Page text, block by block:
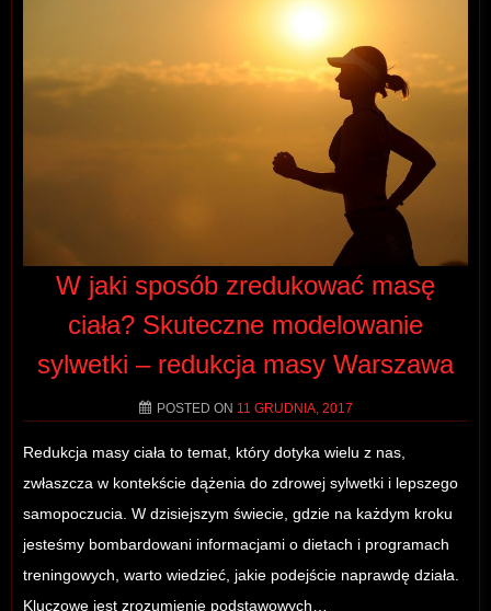
W jaki sposób zredukować masę
ciała? Skuteczne modelowanie
sylwetki – redukcja masy Warszawa
POSTED ON 11 GRUDNIA, 2017
Redukcja masy ciała to temat, który dotyka wielu z nas,
zwłaszcza w kontekście dążenia do zdrowej sylwetki i lepszego
samopoczucia. W dzisiejszym świecie, gdzie na każdym kroku
jesteśmy bombardowani informacjami o dietach i programach
treningowych, warto wiedzieć, jakie podejście naprawdę działa.
Kluczowe jest zrozumienie podstawowych…